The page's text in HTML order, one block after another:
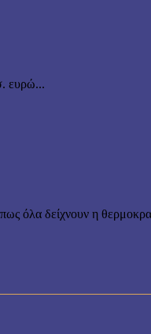
ευρώ...
όλα δείχνουν η